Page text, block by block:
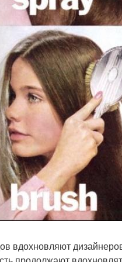
вдохновляют